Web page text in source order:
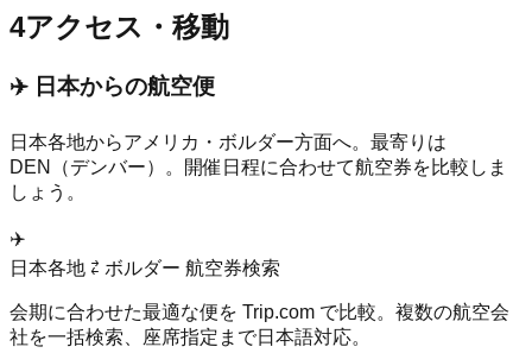
4アクセス・移動
✈️ 日本からの航空便
日本各地からアメリカ ・ ボルダー方面へ。最寄りは
DEN（デンバー）
。開催日程に合わせて航空券を比較しま
しょう。
✈️
日本各地 ⇄ ボルダー 航空券検索
会期に合わせた最適な便を Trip.com で比較。複数の航空会
社を一括検索、座席指定まで日本語対応。